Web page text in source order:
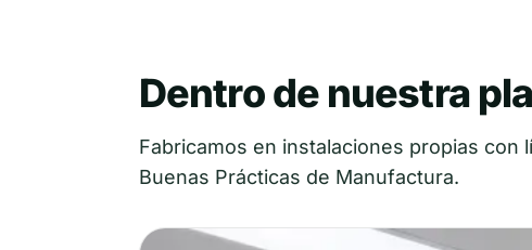
Dentro de nuestra
Fabricamos en instalaciones propias con
Buenas Prácticas de Manufactura.